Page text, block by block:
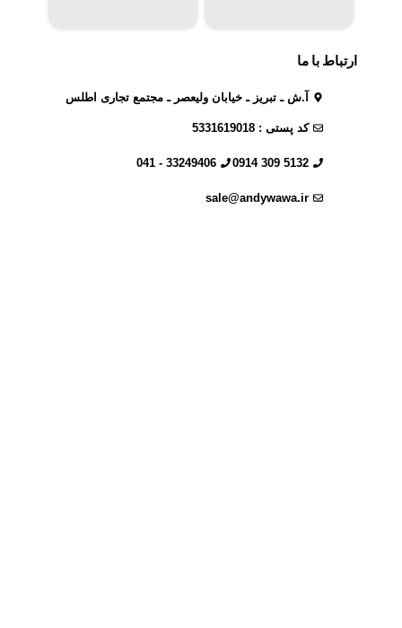
ارتباط با ما
آ.ش ـ تبریز ـ خیابان ولیعصر ـ مجتمع تجاری اطلس
کد پستی : 5331619018
5132 309 0914
33249406 - 041
sale@andywawa.ir